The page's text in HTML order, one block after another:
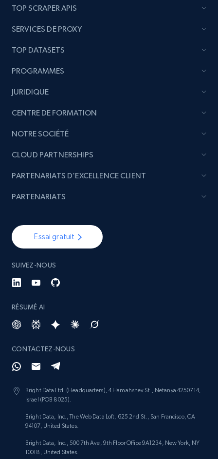
TOP SCRAPER APIS
SERVICES DE PROXY
TOP DATASETS
PROGRAMMES
JURIDIQUE
CENTRE DE FORMATION
NOTRE SOCIÉTÉ
Essai gratuit
SUIVEZ-NOUS
RÉSUMÉ AI
CONTACTEZ-NOUS
Bright Data Ltd. (Headquarters), 4 Hamahshev St., Netanya 4250714,
Israel (POB 8025).
Bright Data, Inc., The Web Data Loft, 625 2nd St., San Francisco, CA
94107, United States.
Bright Data, Inc., 500 7th Ave, 9th Floor Office 9A1234, New York, NY
10018, United States.
CLOUD PARTNERSHIPS
PARTENARIATS D’EXCELLENCE CLIENT
PARTENARIATS